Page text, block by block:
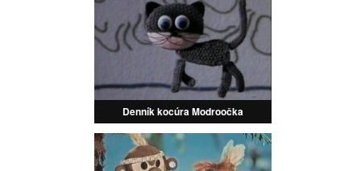
Denník kocúra Modroočka